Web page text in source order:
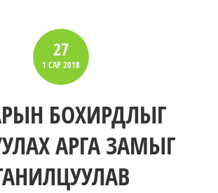
27
1 САР2018
БОХИРДЛЫГ
АРГА ЗАМЫГ